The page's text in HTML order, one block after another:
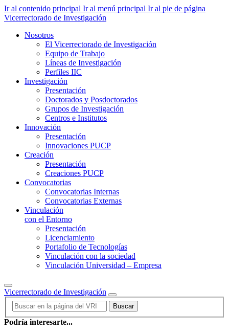
Ir al contenido principal Ir al menú principal Ir al pie de página
Vicerrectorado de Investigación
Nosotros
El Vicerrectorado de Investigación
Equipo de Trabajo
Líneas de Investigación
Perfiles IIC
Investigación
Presentación
Doctorados y Posdoctorados
Grupos de Investigación
Centros e Institutos
Innovación
Presentación
Innovaciones PUCP
Creación
Presentación
Creaciones PUCP
Convocatorias
Convocatorias Internas
Convocatorias Externas
Vinculación
con el Entorno
Presentación
Licenciamiento
Portafolio de Tecnologías
Vinculación con la sociedad
Vinculación Universidad – Empresa
Vicerrectorado de Investigación
Buscar
Podría interesarte...